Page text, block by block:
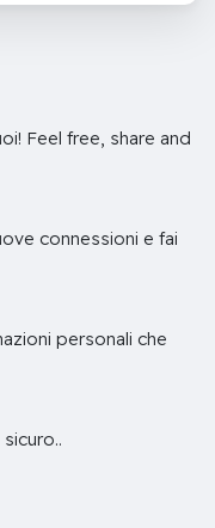
Feel free, share and
connessioni e fai
personali che